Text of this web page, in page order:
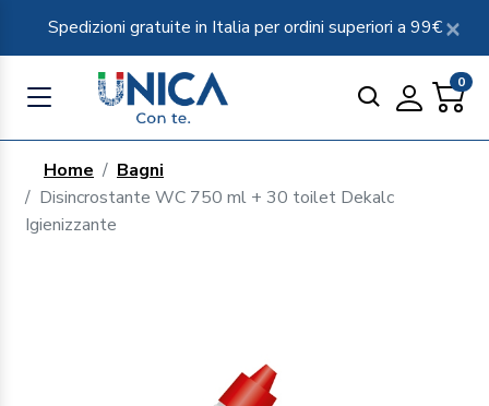
Spedizioni gratuite in Italia per ordini superiori a 99€
0
Home
Bagni
Disincrostante WC 750 ml + 30 toilet Dekalc
Igienizzante